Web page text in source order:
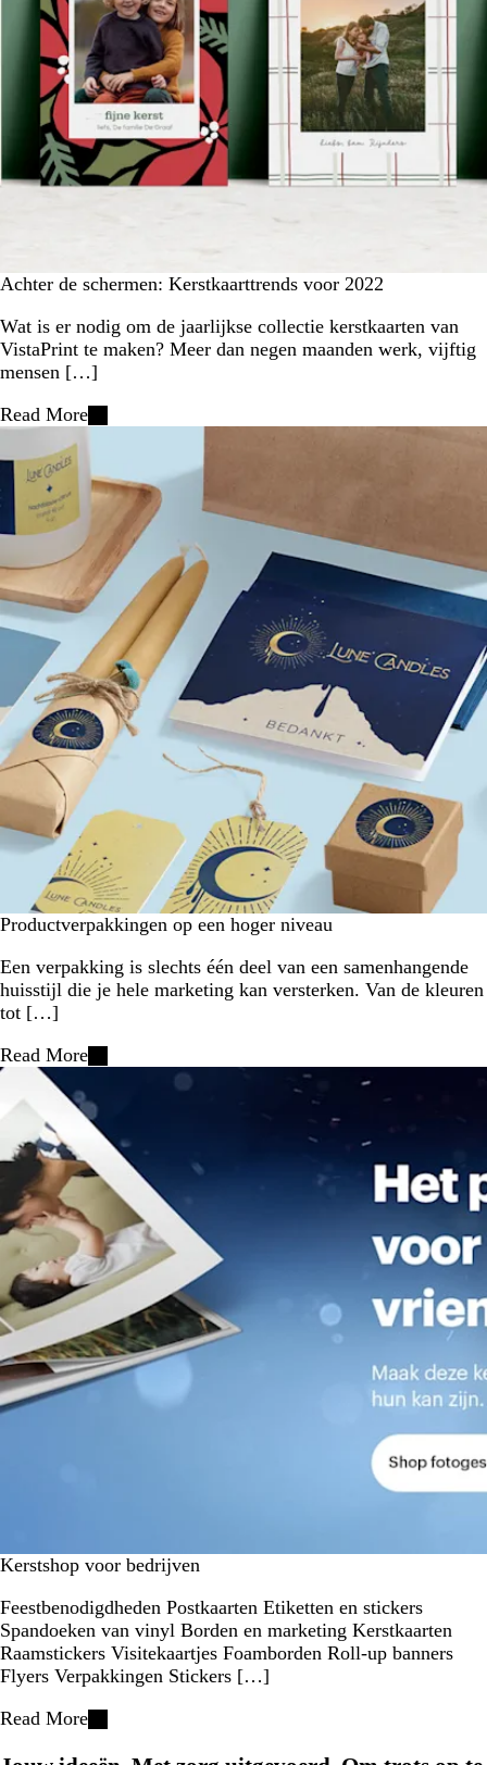
Achter de schermen: Kerstkaarttrends voor 2022
Wat is er nodig om de jaarlijkse collectie kerstkaarten van
VistaPrint te maken? Meer dan negen maanden werk, vijftig
mensen […]
Read More
Productverpakkingen op een hoger niveau
Een verpakking is slechts één deel van een samenhangende
huisstijl die je hele marketing kan versterken. Van de kleuren
tot […]
Read More
Kerstshop voor bedrijven
Feestbenodigdheden Postkaarten Etiketten en stickers
Spandoeken van vinyl Borden en marketing Kerstkaarten
Raamstickers Visitekaartjes Foamborden Roll-up banners
Flyers Verpakkingen Stickers […]
Read More